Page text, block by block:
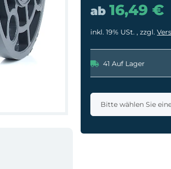
ab 16,49 €
inkl. 19% USt. , zzgl.
41 Auf Lager
x
Bitte wählen Sie